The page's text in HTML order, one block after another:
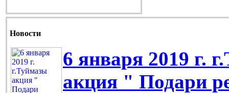
Новости
6 января 2019 г.
акция " Подари